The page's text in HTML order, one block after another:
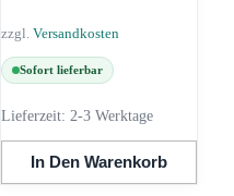
zzgl. Versandkosten
Sofort lieferbar
Lieferzeit: 2-3 Werktage
In Den Warenkorb